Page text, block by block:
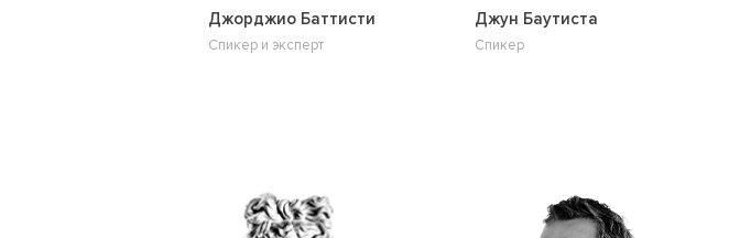
Джорджио Баттисти
Спикер и эксперт
Джун Баутиста
Спикер